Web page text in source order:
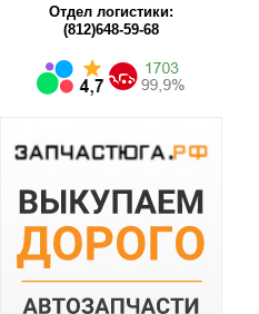
Отдел логистики:
(812)648-59-68